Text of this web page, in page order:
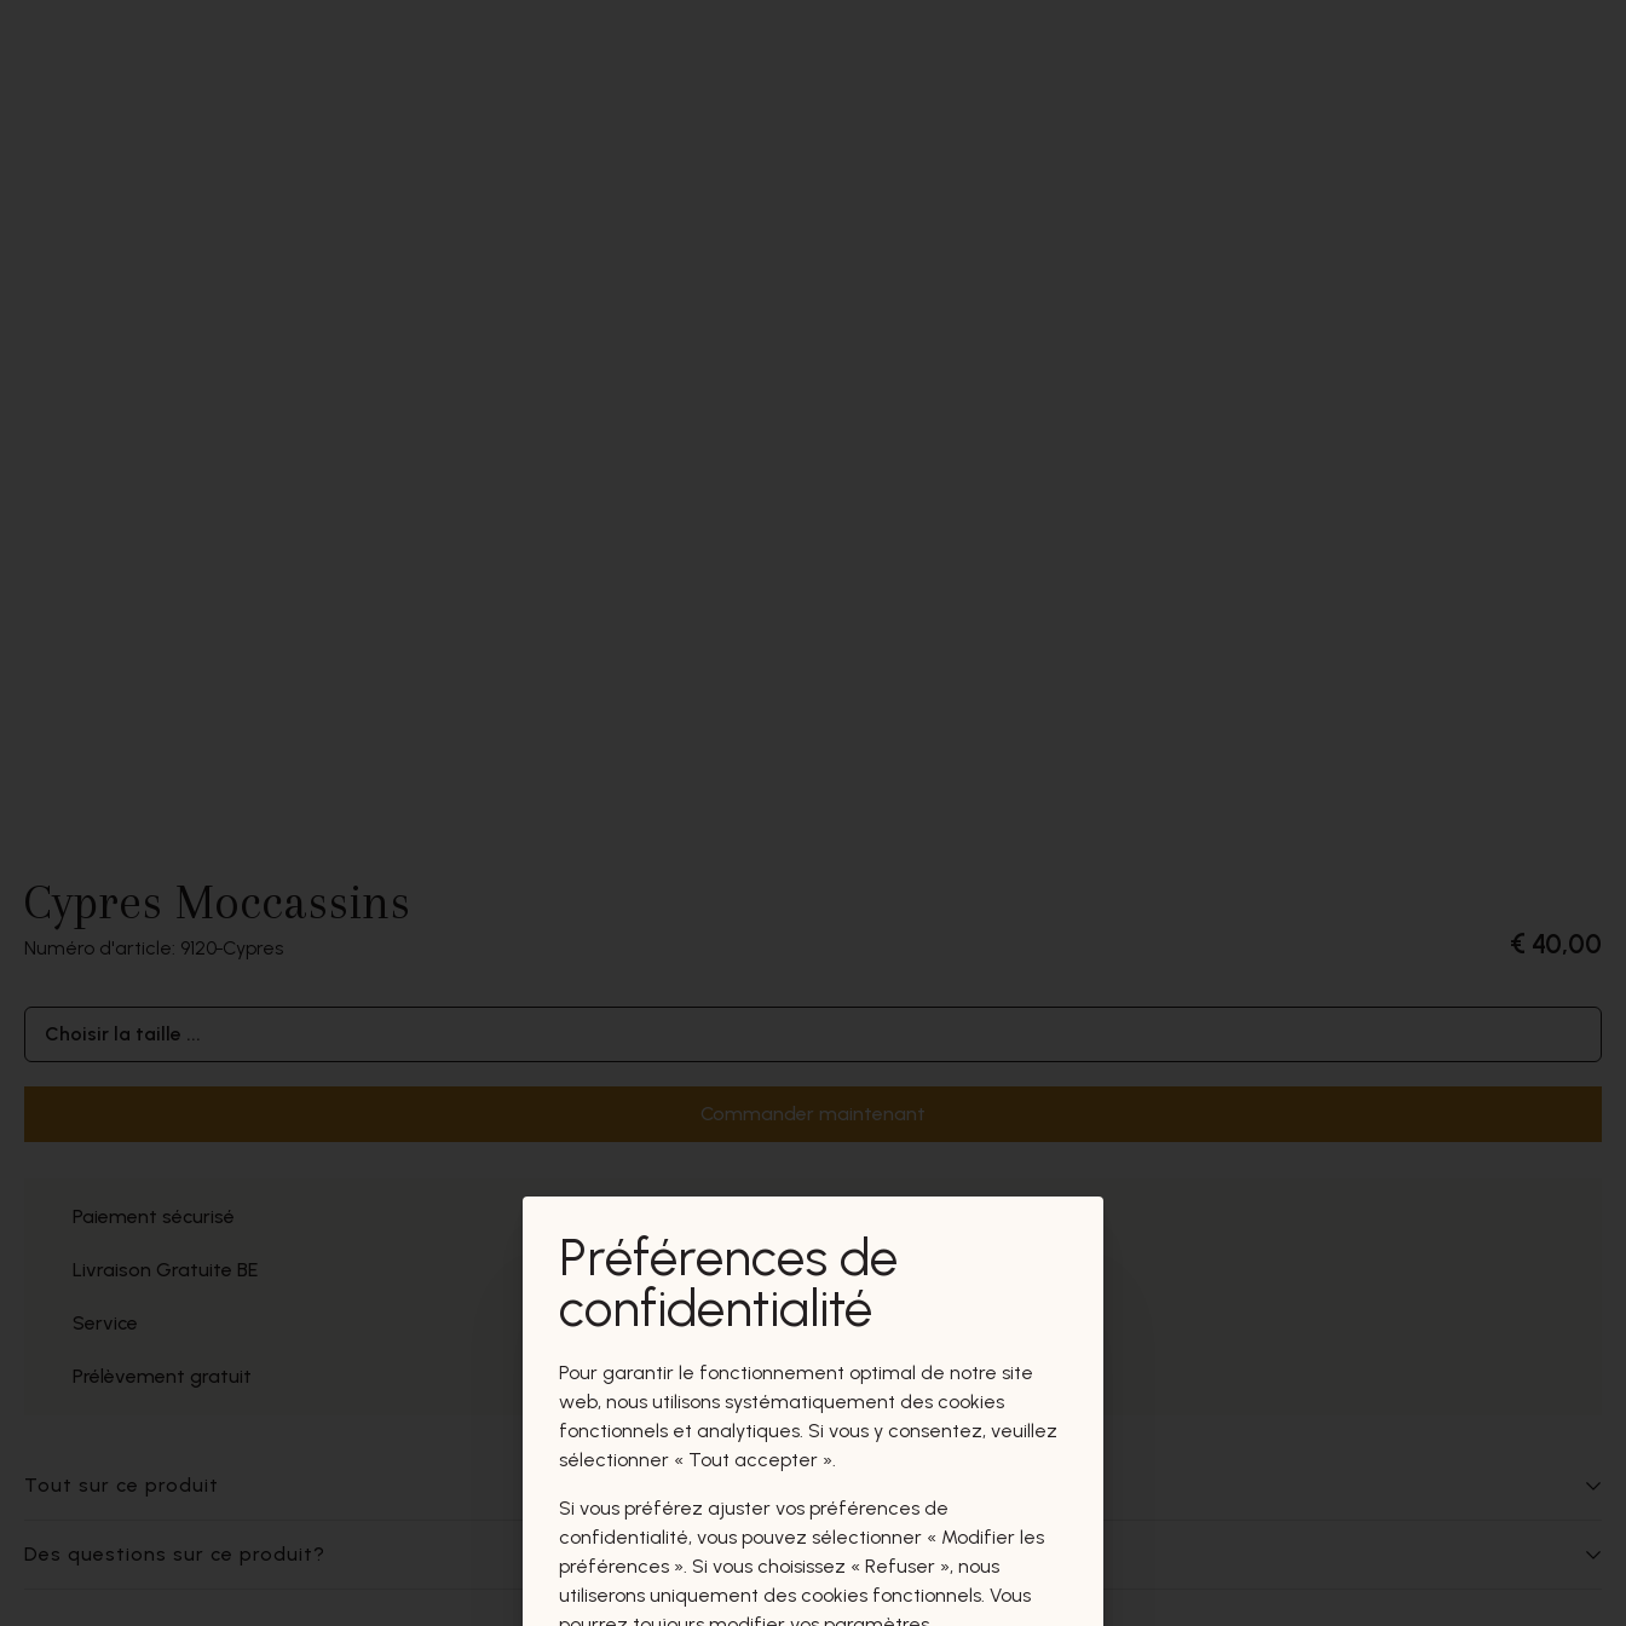
Cypres Moccassins
Numéro d'article: 9120 Cypres € 40,00
Choisir la taille ...
Commander maintenant
Paiement sécurisé
Livraison Gratuite BE
Service
Prélèvement gratuit
Tout sur ce produit
Des questions sur ce produit?
Préférences de
confidentialité
Pour garantir le fonctionnement optimal de notre site
web, nous utilisons systématiquement des cookies
fonctionnels et analytiques. Si vous y consentez, veuillez
sélectionner « Tout accepter ».
Si vous préférez ajuster vos préférences de
confidentialité, vous pouvez sélectionner « Modifier les
préférences ». Si vous choisissez « Refuser », nous
utiliserons uniquement des cookies fonctionnels. Vous